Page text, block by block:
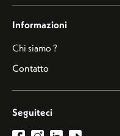
Informazioni
Chi siamo ?
Contatto
Seguiteci